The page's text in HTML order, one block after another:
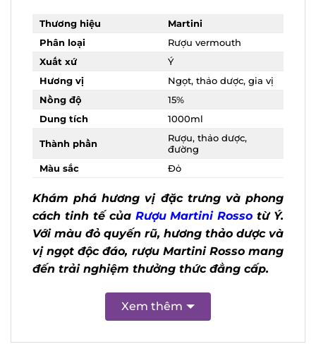
Thương hiệu
Martini
Phân loại
Rượu vermouth
Xuất xứ
Hương vị
Ngọt, thảo dược, gia
Nồng độ
15%
Dung tích
Thành phần
Rượu, thảo dược,
đường
Khám phá hương vị đặc trưng và phong
cách tinh tế củaRượu Martini Rosso từ
Ý. Với màu đỏ quyến rũ, hương thảo
dược và vị ngọt độc đáo, rượu Martini
Rosso mang đến trải nghiệm thưởng
thức đẳng cấp.